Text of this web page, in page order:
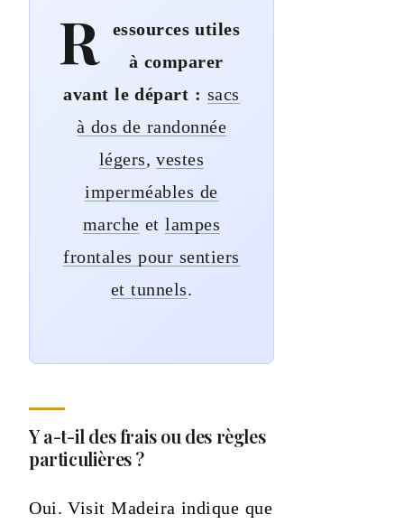
R
essources utiles
à comparer
avant le départ : sacs
à dos de randonnée
légers,vestes
imperméables de
marche etlampes
frontales pour sentiers
et tunnels.
Y a-t-il des frais ou des règles
particulières ?
Oui. Visit Madeira indique que